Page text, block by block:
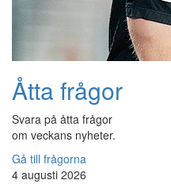
Åtta frågor
Svara på åtta frågor
om veckans nyheter.
Gå till frågorna
4 augusti 2026